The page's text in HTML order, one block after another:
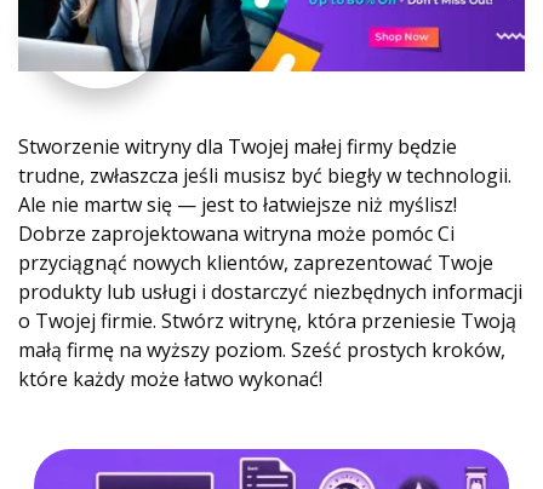
Stworzenie witryny dla Twojej małej firmy będzie
trudne, zwłaszcza jeśli musisz być biegły w technologii.
Ale nie martw się — jest to łatwiejsze niż myślisz!
Dobrze zaprojektowana witryna może pomóc Ci
przyciągnąć nowych klientów, zaprezentować Twoje
produkty lub usługi i dostarczyć niezbędnych informacji
o Twojej firmie. Stwórz witrynę, która przeniesie Twoją
małą firmę na wyższy poziom. Sześć prostych kroków,
które każdy może łatwo wykonać!